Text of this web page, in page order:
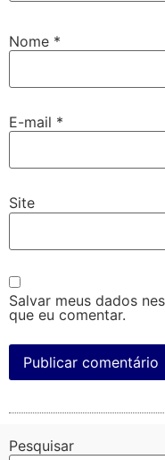
Nome *
E-mail *
Site
Salvar meus dados
que eu comentar.
Pesquisar